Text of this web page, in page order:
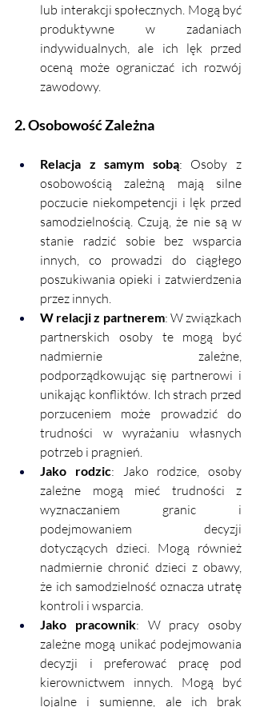
lub interakcji społecznych. Mogą być
produktywne w zadaniach
indywidualnych, ale ich lęk przed
oceną może ograniczać ich rozwój
zawodowy.
2. Osobowość Zależna
Relacja z samym sobą: Osoby z
osobowością zależną mają silne
poczucie niekompetencji i lęk przed
samodzielnością. Czują, że nie są w
stanie radzić sobie bez wsparcia
innych, co prowadzi do ciągłego
poszukiwania opieki i zatwierdzenia
przez innych.
W relacji z partnerem: W związkach
partnerskich osoby te mogą być
nadmiernie zależne,
podporządkowując się partnerowi i
unikając konfliktów. Ich strach przed
porzuceniem może prowadzić do
trudności w wyrażaniu własnych
potrzeb i pragnień.
Jako rodzic: Jako rodzice, osoby
zależne mogą mieć trudności z
wyznaczaniem granic i
podejmowaniem decyzji
dotyczących dzieci. Mogą również
nadmiernie chronić dzieci z obawy,
że ich samodzielność oznacza utratę
kontroli i wsparcia.
Jako pracownik: W pracy osoby
zależne mogą unikać podejmowania
decyzji i preferować pracę pod
kierownictwem innych. Mogą być
lojalne i sumienne, ale ich brak